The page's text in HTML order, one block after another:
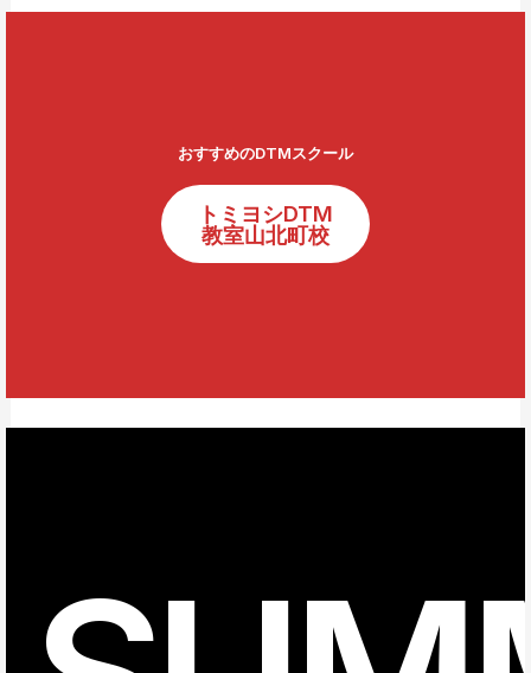
おすすめのDTMスクール
トミヨシDTM
教室山北町校